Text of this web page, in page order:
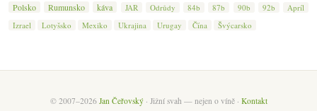
Polsko
Rumunsko káva JAR Odrůdy 84b 87b 90b 92b
Apríl
Izrael
Lotyšsko Mexiko Ukrajina Urugay Čína Švýcarsko
© 2007–2026 Jan Čeřovský· Jižní svah — nejen o víně · Kontakt